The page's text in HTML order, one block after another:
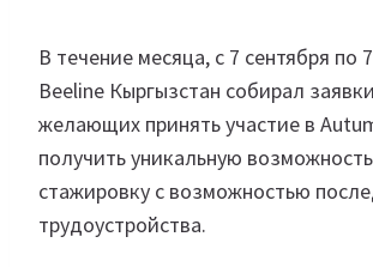
В течение месяца, с 7 сентября по
Beeline Кыргызстан собирал
желающих принять участие в
получить уникальную
стажировку с возможностью
трудоустройства.